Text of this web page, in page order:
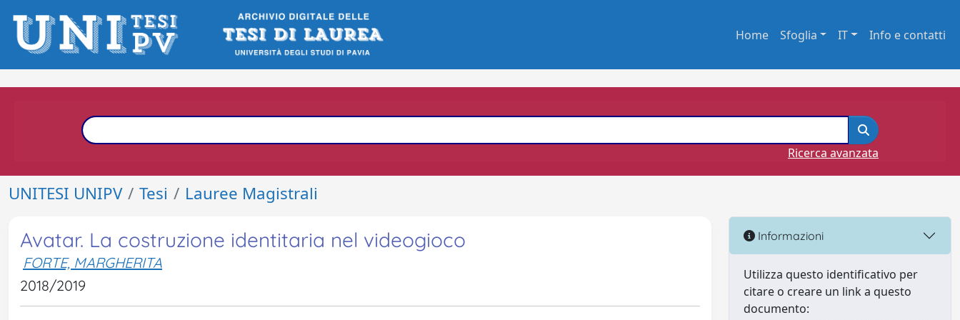
Home Sfoglia IT Info e contatti
Ricerca avanzata
UNITESI UNIPV Tesi Lauree Magistrali
Avatar. La costruzione identitaria nel videogioco
FORTE, MARGHERITA
2018/2019
Informazioni
Utilizza questo identificativo per
citare o creare un link a questo
documento: